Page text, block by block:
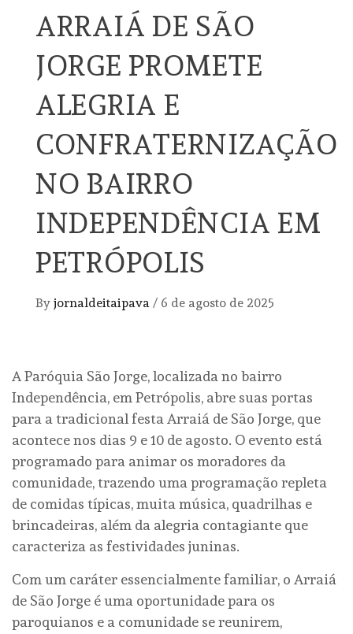
ARRAIÁ DE SÃO
JORGE PROMETE
ALEGRIA E
CONFRATERNIZAÇÃO
NO BAIRRO
INDEPENDÊNCIA EM
PETRÓPOLIS
By jornaldeitaipava / 6 de agosto de 2025
A Paróquia São Jorge, localizada no bairro
Independência, em Petrópolis, abre suas portas
para a tradicional festa Arraiá de São Jorge, que
acontece nos dias 9 e 10 de agosto. O evento está
programado para animar os moradores da
comunidade, trazendo uma programação repleta
de comidas típicas, muita música, quadrilhas e
brincadeiras, além da alegria contagiante que
caracteriza as festividades juninas.
Com um caráter essencialmente familiar, o Arraiá
de São Jorge é uma oportunidade para os
paroquianos e a comunidade se reunirem,